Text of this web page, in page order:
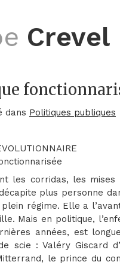
Crevel
dans Politiques publiques
les corridas, les
décapite plus personne
régime. Elle a
Mais en politique,
années, est
scie : Valéry Giscard
le prince du